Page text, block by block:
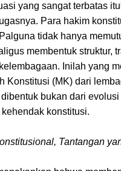
yang sangat terbatas
Para hakim
tidak hanya
membentuk struktur,
Inilah yang
Konstitusi (MK) dari
dibentuk bukan dari
konstitusi.
Tantangan